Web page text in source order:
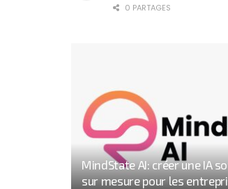
0 PARTAGES
MindState AI: créer une IA
sur mesure pour les